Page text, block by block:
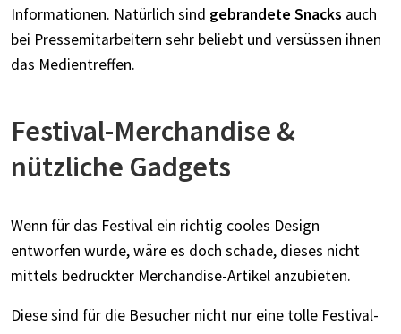
Informationen. Natürlich sind gebrandete Snacks auch
bei Pressemitarbeitern sehr beliebt und versüssen ihnen
das Medientreffen.
Festival-Merchandise &
nützliche Gadgets
Wenn für das Festival ein richtig cooles Design
entworfen wurde, wäre es doch schade, dieses nicht
mittels bedruckter Merchandise-Artikel anzubieten.
Diese sind für die Besucher nicht nur eine tolle Festival-